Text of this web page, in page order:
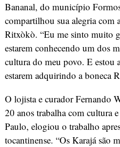
Bananal, do município
compartilhou sua alegria com
Ritxòkò. “Eu me sinto muito
estarem conhecendo um dos
cultura do meu povo. E estou
estarem adquirindo a boneca
O lojista e curador Fernando
20 anos trabalha com cultura
Paulo, elogiou o trabalho
tocantinense. “Os Karajá são